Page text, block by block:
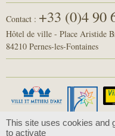
Contact : +33 (0)4 90
Hôtel de ville - Place Aristide
84210 Pernes-les-Fontaines
This site uses cookies and
to activate